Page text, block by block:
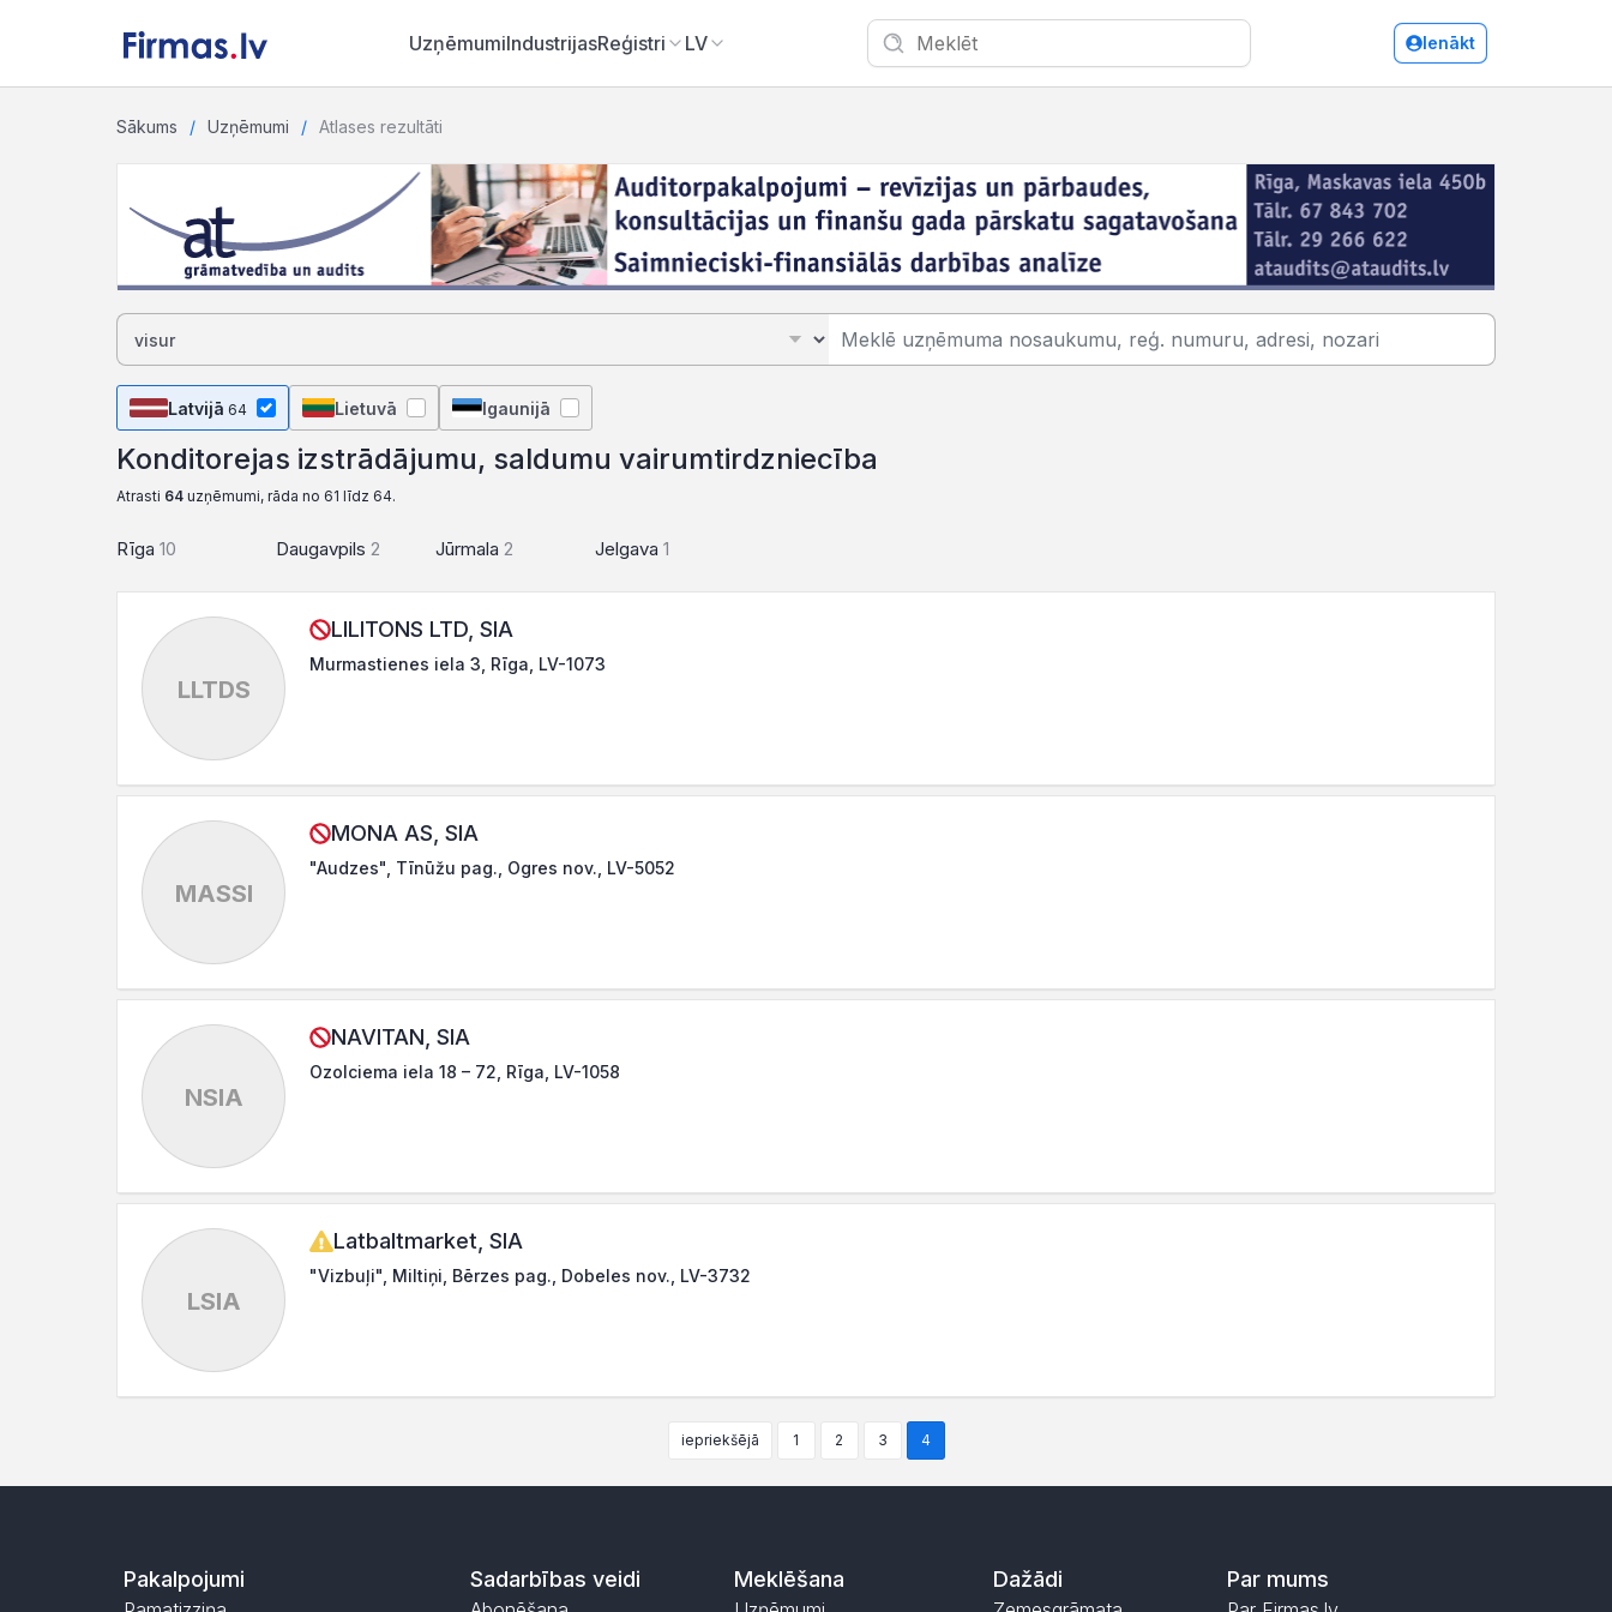
UzņēmumiIndustrijasReģistri LV Ienākt
Sākums Uzņēmumi Atlases rezultāti
Konditorejas izstrādājumu, saldumu vairumtirdzniecība
Latvijā 64 Lietuvā Igaunijā
Konditorejas izstrādājumu, saldumu vairumtirdzniecība
Atrasti 64 uzņēmumi, rāda no 61 līdz 64.
Rīga 10 Daugavpils2 Jūrmala2 Jelgava1
LLTDS
LILITONS LTD, SIA
Murmastienes iela 3, Rīga, LV-1073
MASSI
MONA AS, SIA
"Audzes", Tīnūžu pag., Ogres nov., LV-5052
NSIA
NAVITAN, SIA
Ozolciema iela 18 – 72, Rīga, LV-1058
LSIA
Latbaltmarket, SIA
"Vizbuļi", Miltiņi, Bērzes pag., Dobeles nov., LV-3732
iepriekšējā 1 2 3 4
Pakalpojumi Sadarbības veidi Meklēšana Dažādi Par mums